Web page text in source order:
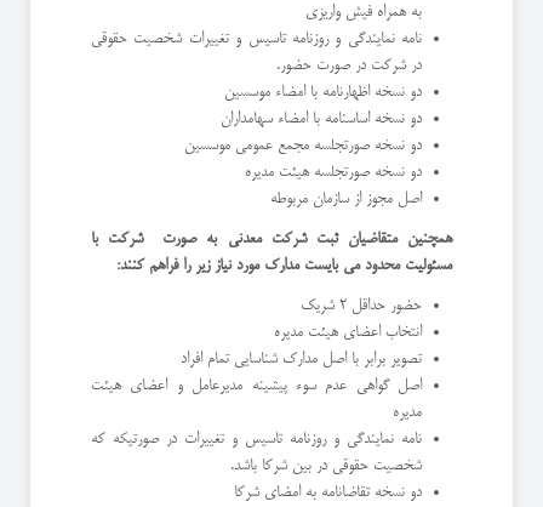
به همراه فیش واریزی
نامه نمایندگی و روزنامه تاسیس و تغییرات شخصیت حقوقی
در شرکت در صورت حضور.
دو نسخه اظهارنامه با امضاء موسسین
دو نسخه اساسنامه با امضاء سهامداران
دو نسخه صورتجلسه مجمع عمومی موسسین
دو نسخه صورتجلسه هیئت مدیره
اصل مجوز از سازمان مربوطه
همچنین متقاضیان ثبت شرکت معدنی به صورت شرکت با
مسئولیت محدود می بایست مدارک مورد نیاز زیر را فراهم کنند:
حضور حداقل 2 شریک
انتخاب اعضای هیئت مدیره
تصویر برابر با اصل مدارک شناسایی تمام افراد
اصل گواهی عدم سوء پیشینه مدیرعامل و اعضای هیئت
مدیره
نامه نمایندگی و روزنامه تاسیس و تغییرات در صورتیکه که
شخصیت حقوقی در بین شرکا باشد.
دو نسخه تقاضانامه به امضای شرکا